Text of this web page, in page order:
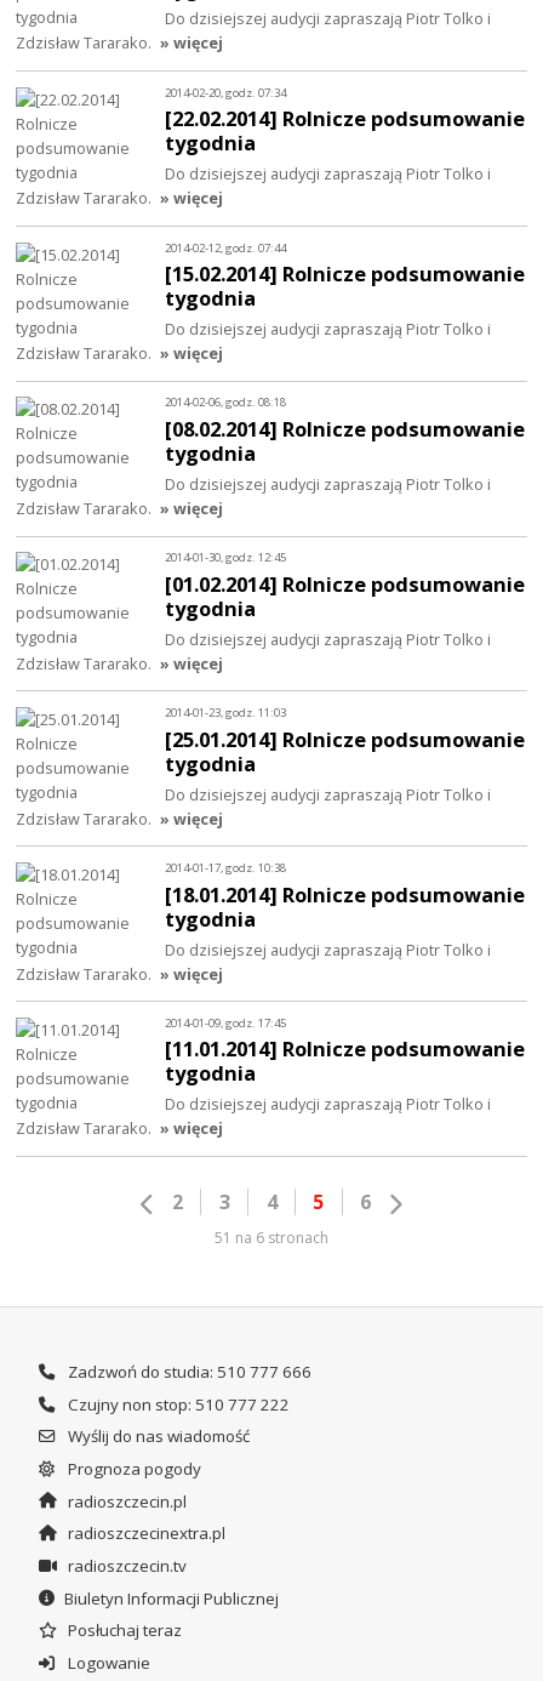
Do dzisiejszej audycji zapraszają Piotr Tolko i
Zdzisław Tararako. » więcej
2014-02-20, godz. 07:34
[22.02.2014] Rolnicze podsumowanie
tygodnia
Do dzisiejszej audycji zapraszają Piotr Tolko i
Zdzisław Tararako. » więcej
2014-02-12, godz. 07:44
[15.02.2014] Rolnicze podsumowanie
tygodnia
Do dzisiejszej audycji zapraszają Piotr Tolko i
Zdzisław Tararako. » więcej
2014-02-06, godz. 08:18
[08.02.2014] Rolnicze podsumowanie
tygodnia
Do dzisiejszej audycji zapraszają Piotr Tolko i
Zdzisław Tararako. » więcej
2014-01-30, godz. 12:45
[01.02.2014] Rolnicze podsumowanie
tygodnia
Do dzisiejszej audycji zapraszają Piotr Tolko i
Zdzisław Tararako. » więcej
2014-01-23, godz. 11:03
[25.01.2014] Rolnicze podsumowanie
tygodnia
Do dzisiejszej audycji zapraszają Piotr Tolko i
Zdzisław Tararako. » więcej
2014-01-17, godz. 10:38
[18.01.2014] Rolnicze podsumowanie
tygodnia
Do dzisiejszej audycji zapraszają Piotr Tolko i
Zdzisław Tararako. » więcej
2014-01-09, godz. 17:45
[11.01.2014] Rolnicze podsumowanie
tygodnia
Do dzisiejszej audycji zapraszają Piotr Tolko i
Zdzisław Tararako. » więcej
2 3 4 5 6
51 na 6 stronach
Zadzwoń do studia: 510 777 666
Czujny non stop: 510 777 222
Wyślij do nas wiadomość
Prognoza pogody
radioszczecin.pl
radioszczecinextra.pl
radioszczecin.tv
Biuletyn Informacji Publicznej
Posłuchaj teraz
Logowanie